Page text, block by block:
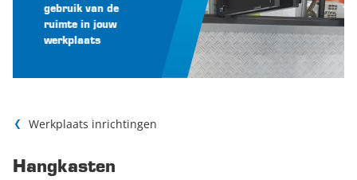
gebruik van de
ruimte in jouw
werkplaats
Werkplaats inrichtingen
Hangkasten